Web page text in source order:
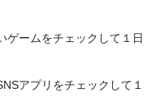
ゲームをチェックして１日
アプリをチェックして１